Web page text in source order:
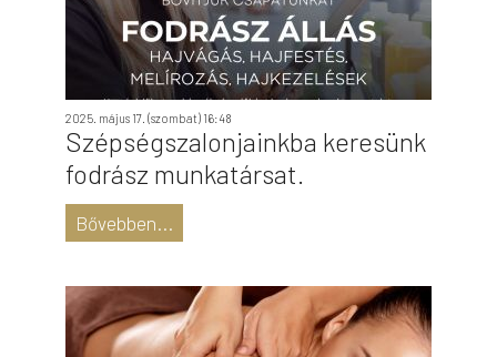
2025. május 17. (szombat) 16:48
Szépségszalonjainkba keresünk
fodrász munkatársat.
Bővebben...